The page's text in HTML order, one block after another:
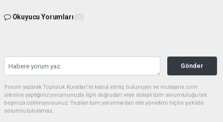
Okuyucu Yorumları (0)
Gönder
Yorum yazarak Topluluk Kuralları’nı kabul etmiş bulunuyor ve mutajans.com
sitesine yaptığınız yorumunuzla ilgili doğrudan veya dolaylı tüm sorumluluğu tek
başınıza üstleniyorsunuz. Yazılan tüm yorumlardan site yönetimi hiçbir şekilde
sorumlu tutulamaz.